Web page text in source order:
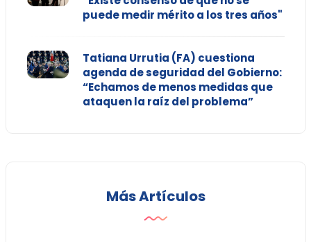
puede medir mérito a los tres años"
Tatiana Urrutia (FA) cuestiona
agenda de seguridad del Gobierno:
“Echamos de menos medidas que
ataquen la raíz del problema”
Más Artículos